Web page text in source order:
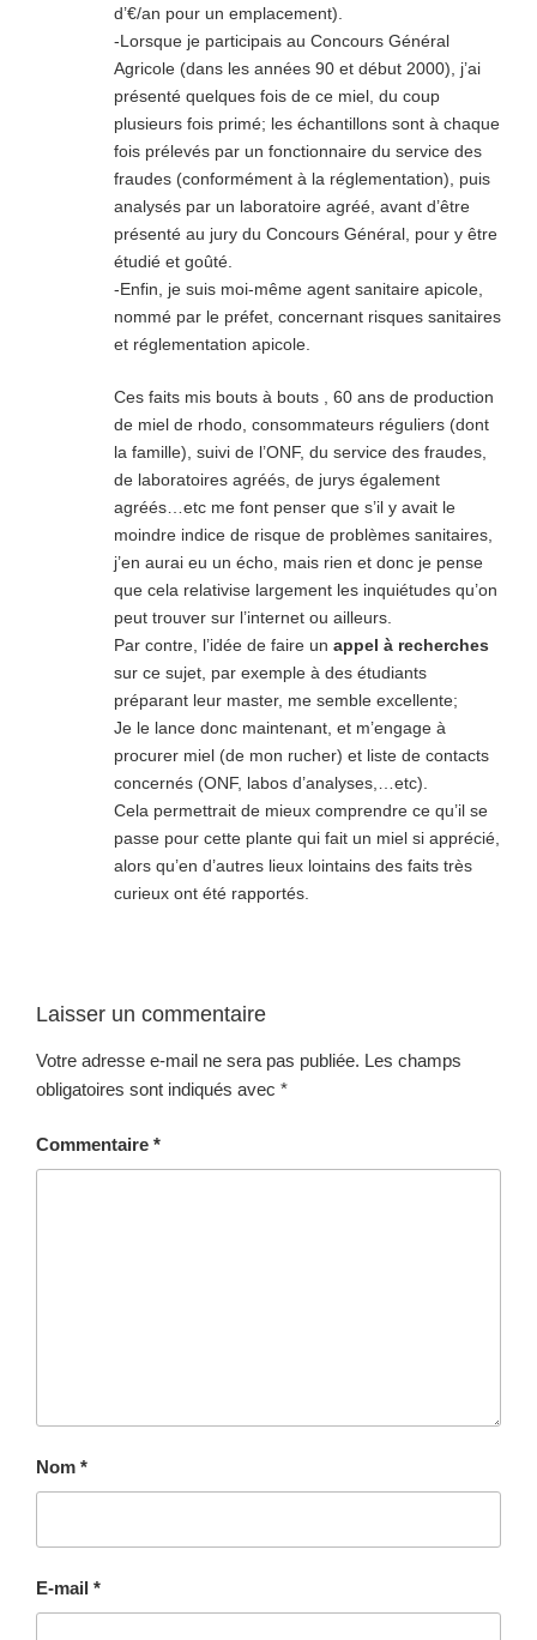
d’€/an pour un emplacement).
-Lorsque je participais au Concours Général
Agricole (dans les années 90 et début 2000), j’ai
présenté quelques fois de ce miel, du coup
plusieurs fois primé; les échantillons sont à chaque
fois prélevés par un fonctionnaire du service des
fraudes (conformément à la réglementation), puis
analysés par un laboratoire agréé, avant d’être
présenté au jury du Concours Général, pour y être
étudié et goûté.
-Enfin, je suis moi-même agent sanitaire apicole,
nommé par le préfet, concernant risques sanitaires
et réglementation apicole.
Ces faits mis bouts à bouts , 60 ans de production
de miel de rhodo, consommateurs réguliers (dont
la famille), suivi de l’ONF, du service des fraudes,
de laboratoires agréés, de jurys également
agréés…etc me font penser que s’il y avait le
moindre indice de risque de problèmes sanitaires,
j’en aurai eu un écho, mais rien et donc je pense
que cela relativise largement les inquiétudes qu’on
peut trouver sur l’internet ou ailleurs.
Par contre, l’idée de faire un appel à recherches
sur ce sujet, par exemple à des étudiants
préparant leur master, me semble excellente;
Je le lance donc maintenant, et m’engage à
procurer miel (de mon rucher) et liste de contacts
concernés (ONF, labos d’analyses,…etc).
Cela permettrait de mieux comprendre ce qu’il se
passe pour cette plante qui fait un miel si apprécié,
alors qu’en d’autres lieux lointains des faits très
curieux ont été rapportés.
Laisser un commentaire
Votre adresse e-mail ne sera pas publiée. Les champs
obligatoires sont indiqués avec *
Commentaire *
Nom *
E-mail *